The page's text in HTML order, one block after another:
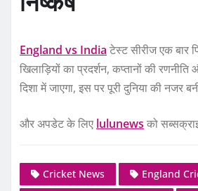
England vs India टेस्ट सीरीज एक बार
खिलाड़ियों का प्रदर्शन, कप्तानों की
दिशा में जाएगा, इस पर पूरी दुनिया की नजर
और अपडेट के लिए lulunews को
Cricket News England